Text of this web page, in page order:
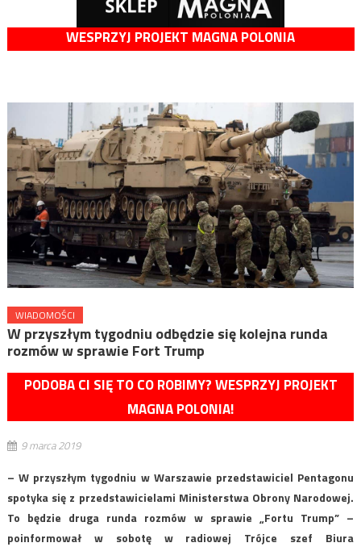
WESPRZYJ PROJEKT MAGNA POLONIA
WIADOMOŚCI
W przyszłym tygodniu odbędzie się kolejna runda
rozmów w sprawie Fort Trump
PODOBA CI SIĘ TO CO ROBIMY? WESPRZYJ PROJEKT
MAGNA POLONIA!
9 marca 2019
– W przyszłym tygodniu w Warszawie przedstawiciel Pentagonu
spotyka się z przedstawicielami Ministerstwa Obrony Narodowej.
To będzie druga runda rozmów w sprawie „Fortu Trump” –
poinformował w sobotę w radiowej Trójce szef Biura